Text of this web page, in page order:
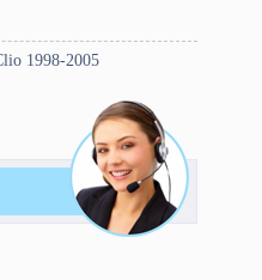
1998-2005